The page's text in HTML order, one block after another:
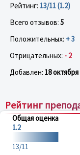
Рейтинг: 13/11 (1.2)
Всего отзывов: 5
Положительных: + 3
Отрицательных: - 2
Добавлен: 18
Рейтинг
Общая оценка
1.2
13/11